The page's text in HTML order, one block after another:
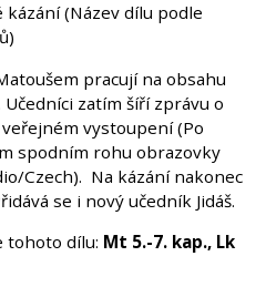
(Název dílu podle
pracují na obsahu
zatím šíří zprávu o
vystoupení (Po
spodním rohu obrazovky
Czech). Na kázání nakonec
se i nový učedník Jidáš.
tohoto dílu: Mt 5.-7. kap., Lk